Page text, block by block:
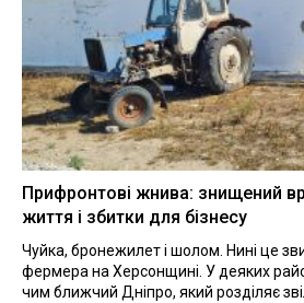
Прифронтові жнива: знищений
життя і збитки для бізнесу
Чуйка, бронежилет і шолом. Нині це
фермера на Херсонщині. У деяких
чим ближчий Дніпро, який розділяє